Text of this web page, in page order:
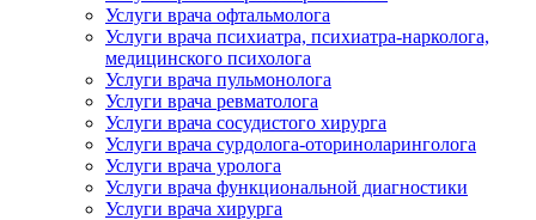
Услуги врача офтальмолога
Услуги врача психиатра, психиатра-нарколога,
медицинского психолога
Услуги врача пульмонолога
Услуги врача ревматолога
Услуги врача сосудистого хирурга
Услуги врача сурдолога-оториноларинголога
Услуги врача уролога
Услуги врача функциональной диагностики
Услуги врача хирурга